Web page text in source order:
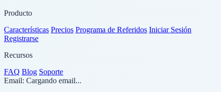
Producto
Características Precios Programa de Referidos Iniciar Sesión
Registrarse
Recursos
FAQ Blog Soporte
Email: Cargando email...